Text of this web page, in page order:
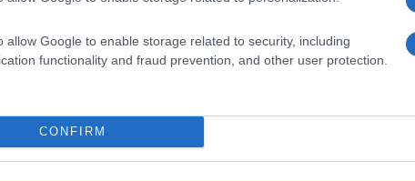
allow Google to enable storage related to security, including
functionality and fraud prevention, and other user protection.
CONFIRM
una pallida imitazione di ciò cheStar Trek
e stimolanti, che un tempo
i fan con un senso di nostalgia per i tempi